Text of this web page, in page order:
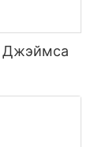
Джэймса